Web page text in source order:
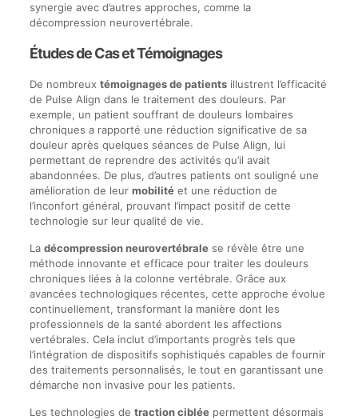
synergie avec d’autres approches, comme la
décompression neurovertébrale.
Études de Cas et Témoignages
De nombreux témoignages de patientsillustrent l’efficacité
de Pulse Align dans le traitement des douleurs. Par
exemple, un patient souffrant de douleurs lombaires
chroniques a rapporté une réduction significative de sa
douleur après quelques séances de Pulse Align, lui
permettant de reprendre des activités qu’il avait
abandonnées. De plus, d’autres patients ont souligné une
amélioration de leur mobilitéet une réduction de
l’inconfort général, prouvant l’impact positif de cette
technologie sur leur qualité de vie.
La décompression neurovertébralese révèle être une
méthode innovante et efficace pour traiter les douleurs
chroniques liées à la colonne vertébrale. Grâce aux
avancées technologiques récentes, cette approche évolue
continuellement, transformant la manière dont les
professionnels de la santé abordent les affections
vertébrales. Cela inclut d’importants progrès tels que
l’intégration de dispositifs sophistiqués capables de fournir
des traitements personnalisés, le tout en garantissant une
démarche non invasive pour les patients.
Les technologies de traction cibléepermettent désormais